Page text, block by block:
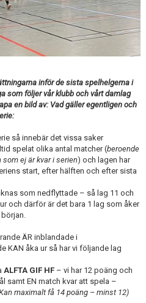
inför de sista spelhelgerna i
som följer vår klubb och vårt damlag
en bild av: Vad gäller egentligen och
så innebär det vissa saker
spelat olika antal matcher (beroende
som ej är kvar i serien) och lagen har
start, efter hälften och efter sista
som nedflyttade – så lag 11 och
och därför är det bara 1 lag som åker
ÄR inblandade i
KAN åka ur så har vi följande lag
ALFTA GIF HF – vi har 12 poäng och
samt EN match kvar att spela –
maximalt få 14 poäng – minst 12)